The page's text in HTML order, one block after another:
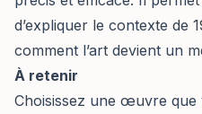
d’expliquer le contexte de
comment l’art devient un
À retenir
Choisissez une œuvre que